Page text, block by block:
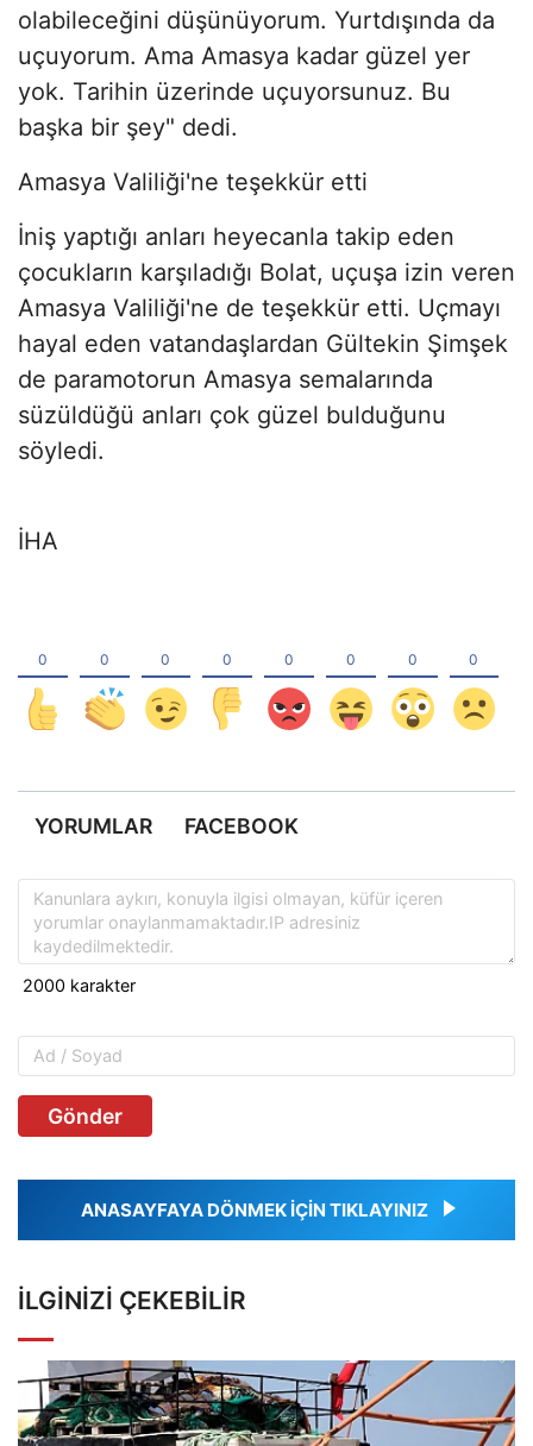
olabileceğini düşünüyorum. Yurtdışında da
uçuyorum. Ama Amasya kadar güzel yer
yok. Tarihin üzerinde uçuyorsunuz. Bu
başka bir şey" dedi.
Amasya Valiliği'ne teşekkür etti
İniş yaptığı anları heyecanla takip eden
çocukların karşıladığı Bolat, uçuşa izin veren
Amasya Valiliği'ne de teşekkür etti. Uçmayı
hayal eden vatandaşlardan Gültekin Şimşek
de paramotorun Amasya semalarında
süzüldüğü anları çok güzel bulduğunu
söyledi.
İHA
YORUMLAR FACEBOOK
Gönder
ANASAYFAYA DÖNMEK İÇİN TIKLAYINIZ
İLGINIZI ÇEKEBILIR